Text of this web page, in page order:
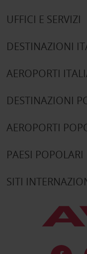
UFFICI E SERVIZI
DESTINAZIONI
AEROPORTI
DESTINAZIONI
AEROPORTI
PAESI POPOLARI
SITI